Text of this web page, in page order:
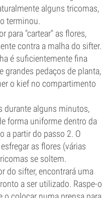
alguns tricomas,
terminou.
para "cartear" as flores,
contra a malha do sifter.
é suficientemente fina
grandes pedaços de planta,
o kief no compartimento
durante alguns minutos,
forma uniforme dentro da
a partir do passo 2. O
as flores (várias
se soltem.
do sifter, encontrará uma
a ser utilizado. Raspe-o